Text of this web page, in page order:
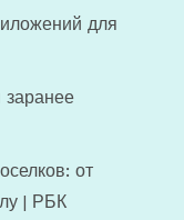
для
от
| РБК